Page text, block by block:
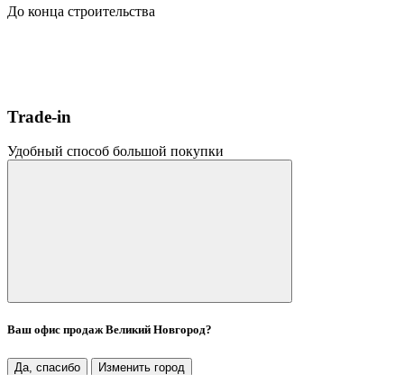
До конца строительства
Trade-in
Удобный способ большой покупки
Ваш офис продажВеликий Новгород?
Да, спасибо Изменить город